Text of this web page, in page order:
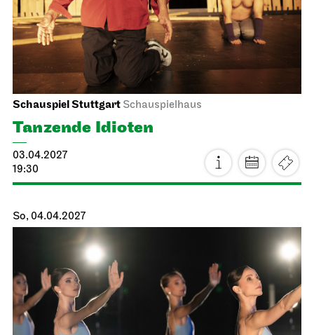
Mo, 12.04.2027
Staatsoper Stuttgart
Bitte beachten Sie: ab sofort limitierte Platzkapazität bei
allen Lunchkonzerten!
Lunchkonzert
12.04.2027